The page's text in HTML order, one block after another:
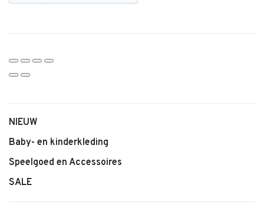
De verstelbare sluiting aan de achterkant zorgt voor een
Perfect voor zonnige dagen, vakanties, uitstapjes of een
sportieve look.
adviseren je graag.
Kenmerken
NIEUW
Baby- en kinderkleding
Speelgoed en Accessoires
SALE